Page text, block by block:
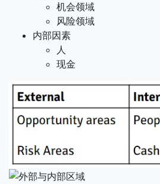
机会领域
风险领域
内部因素
人
现金